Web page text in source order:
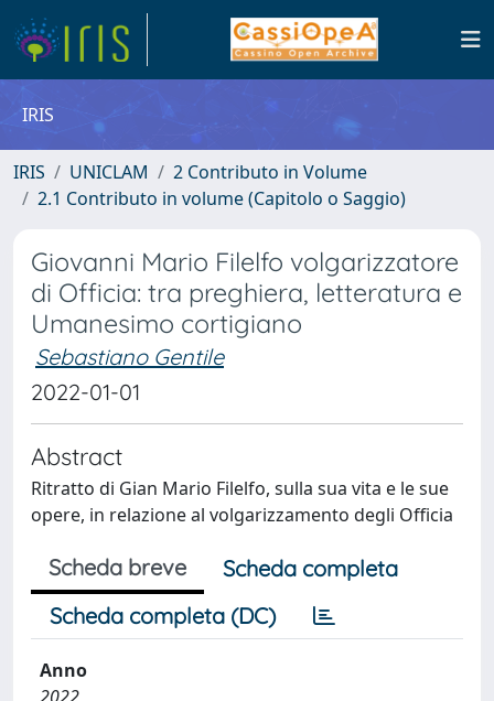
IRIS
IRIS UNICLAM
2 Contributo in Volume
2.1 Contributo in volume (Capitolo o Saggio)
Giovanni Mario Filelfo volgarizzatore
di Officia: tra preghiera, letteratura e
Umanesimo cortigiano
Sebastiano Gentile
2022-01-01
Abstract
Ritratto di Gian Mario Filelfo, sulla sua vita e le sue
opere, in relazione al volgarizzamento degli Officia
Scheda breve
Scheda completa
Scheda completa (DC)
Anno